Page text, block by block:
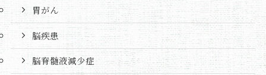
胃がん
脳疾患
脳脊髄液減少症